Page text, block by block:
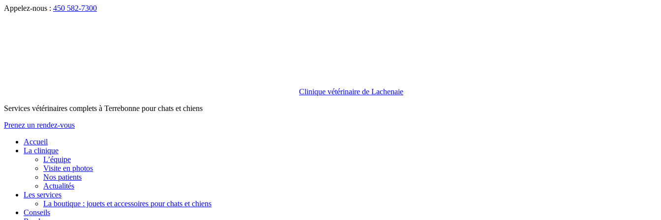
Appelez-nous : 450 582-7300
Clinique vétérinaire de Lachenaie
Services vétérinaires complets à Terrebonne pour chats et chiens
Prenez un rendez-vous
Accueil
La clinique
L’équipe
Visite en photos
Nos patients
Actualités
Les services
La boutique : jouets et accessoires pour chats et chiens
Conseils